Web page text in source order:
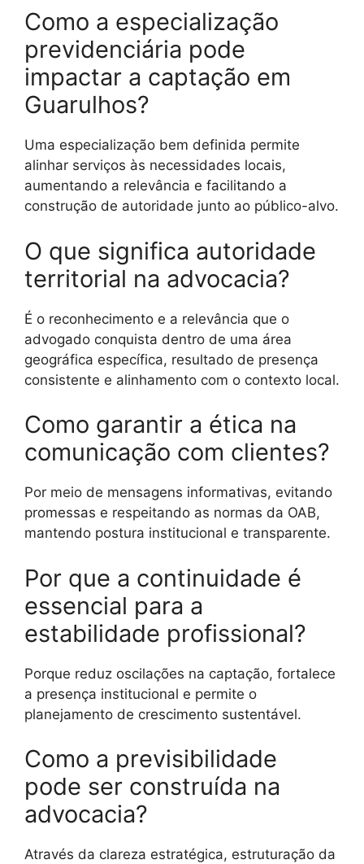
Como a especialização
previdenciária pode
impactar a captação em
Guarulhos?
Uma especialização bem definida permite
alinhar serviços às necessidades locais,
aumentando a relevância e facilitando a
construção de autoridade junto ao público-alvo.
O que significa autoridade
territorial na advocacia?
É o reconhecimento e a relevância que o
advogado conquista dentro de uma área
geográfica específica, resultado de presença
consistente e alinhamento com o contexto local.
Como garantir a ética na
comunicação com clientes?
Por meio de mensagens informativas, evitando
promessas e respeitando as normas da OAB,
mantendo postura institucional e transparente.
Por que a continuidade é
essencial para a
estabilidade profissional?
Porque reduz oscilações na captação, fortalece
a presença institucional e permite o
planejamento de crescimento sustentável.
Como a previsibilidade
pode ser construída na
advocacia?
Através da clareza estratégica, estruturação da